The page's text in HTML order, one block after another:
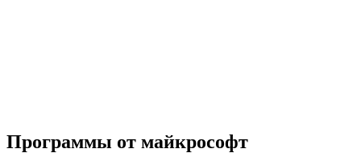
Программы от майкрософт